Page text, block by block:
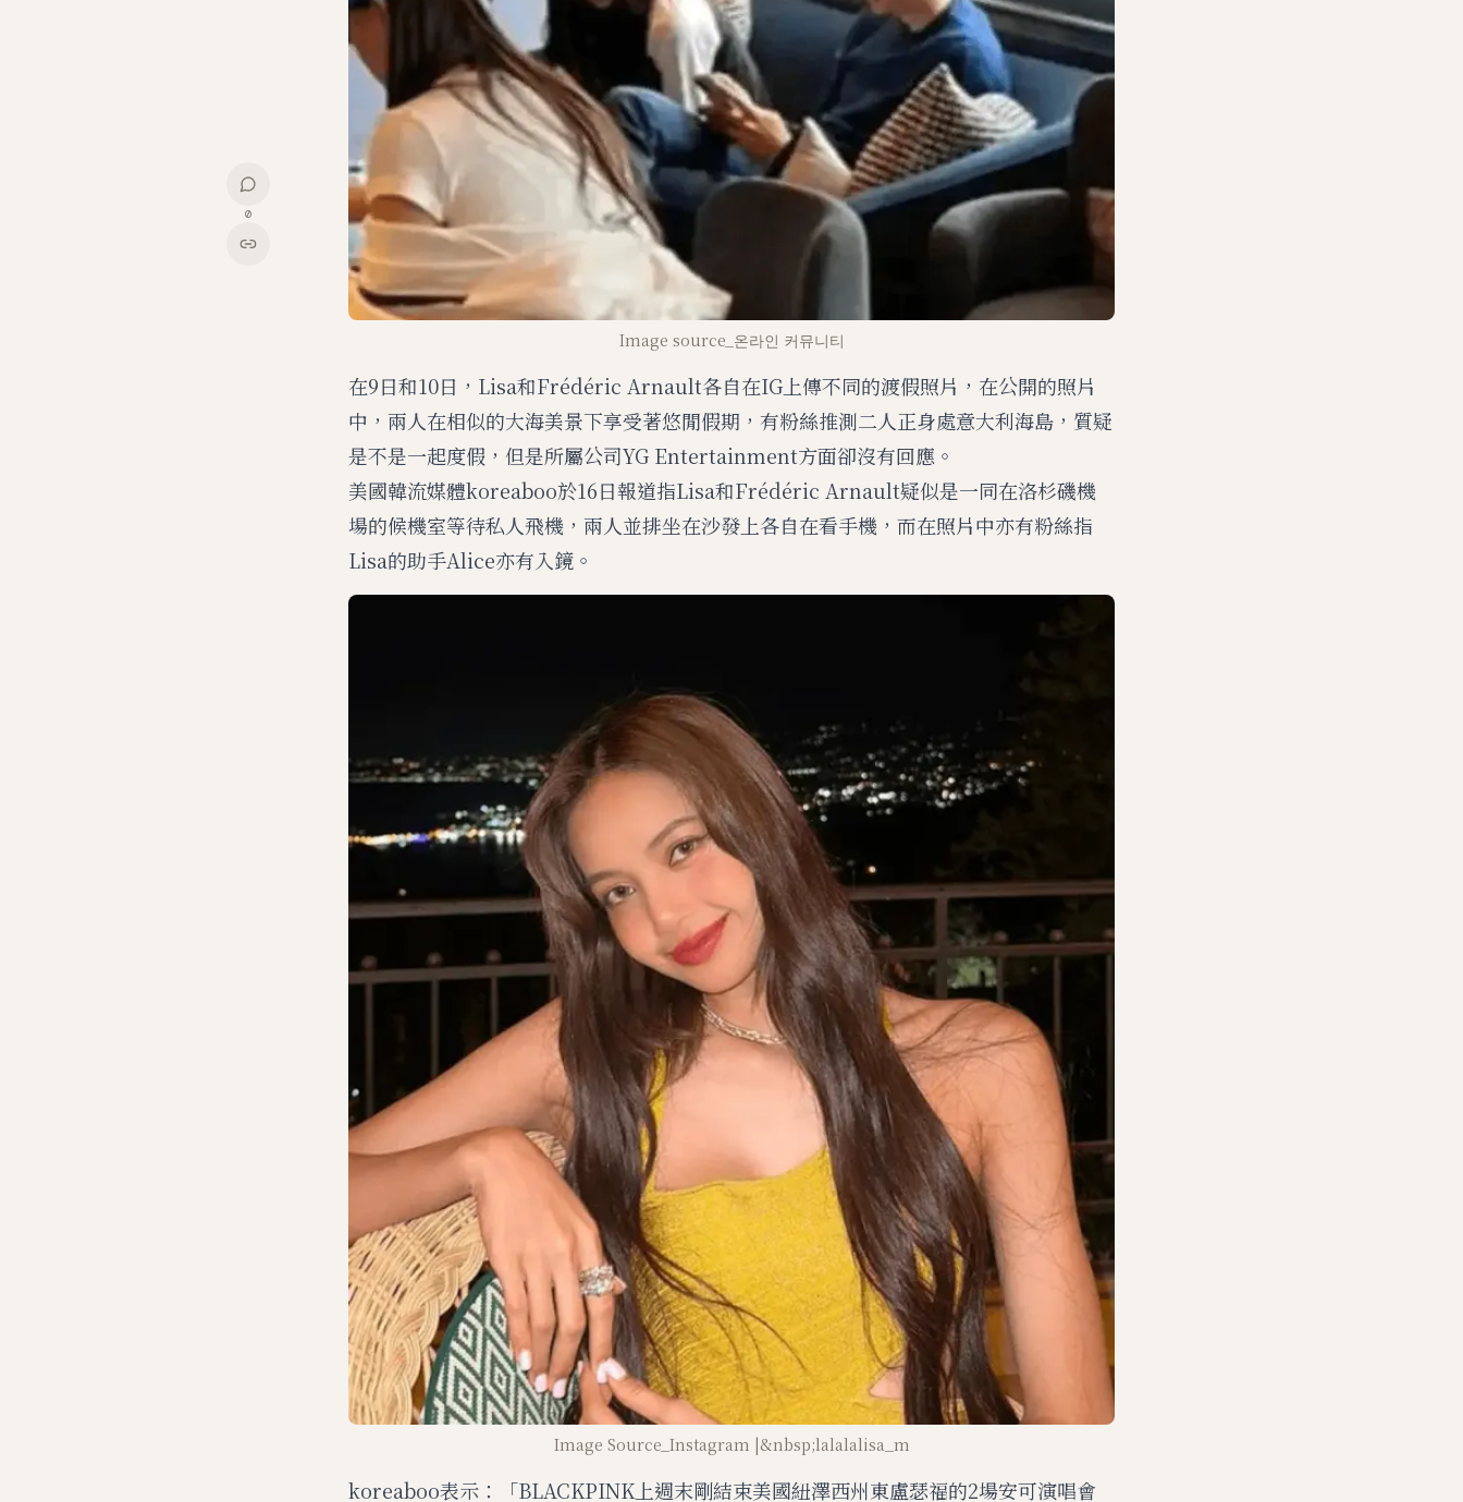
Image source_온라인 커뮤니티
在9日和10日，Lisa和Frédéric Arnault各自在IG上傳不同的渡假照片，在公開的照片
中，兩人在相似的大海美景下享受著悠閒假期，有粉絲推測二人正身處意大利海島，質疑
是不是一起度假，但是所屬公司YG Entertainment方面卻沒有回應。
美國韓流媒體koreaboo於16日報道指Lisa和Frédéric Arnault疑似是一同在洛杉磯機
場的候機室等待私人飛機，兩人並排坐在沙發上各自在看手機，而在照片中亦有粉絲指
Lisa的助手Alice亦有入鏡。
Image Source_Instagram |&nbsp;lalalalisa_m
koreaboo表示：「BLACKPINK上週末剛結束美國紐澤西州東盧瑟福的2場安可演唱會
0